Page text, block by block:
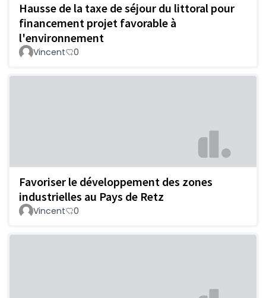
Hausse de la taxe de séjour du littoral pour
financement projet favorable à
l'environnement
Vincent 0
Favoriser le développement des zones
industrielles au Pays de Retz
Vincent 0